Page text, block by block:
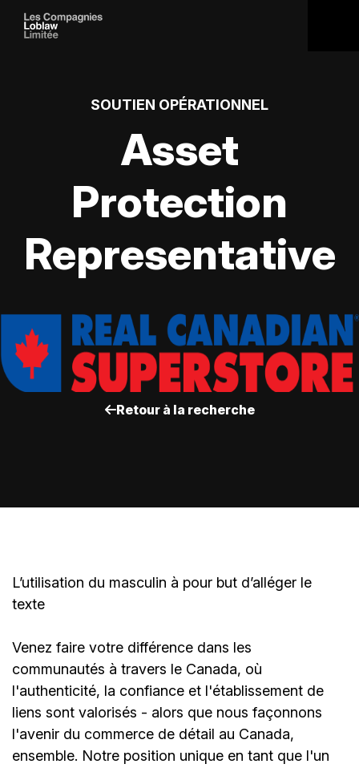
SOUTIEN OPÉRATIONNEL
Asset
Protection
Representative
Retour à la recherche
L’utilisation du masculin à pour but d’alléger le
texte
Venez faire votre différence dans les
communautés à travers le Canada, où
l'authenticité, la confiance et l'établissement de
liens sont valorisés - alors que nous façonnons
l'avenir du commerce de détail au Canada,
ensemble. Notre position unique en tant que l'un